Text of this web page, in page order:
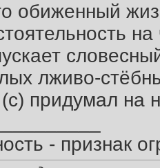
обиженный
лживо-
придумал на
- признак